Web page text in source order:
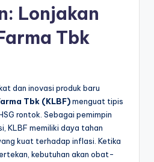
Lonjakan
Tbk
dan inovasi produk baru
Tbk (KLBF)menguat tipis
rontok. Sebagai pemimpin
KLBF memiliki daya tahan
kuat terhadap inflasi. Ketika
kebutuhan akan obat-